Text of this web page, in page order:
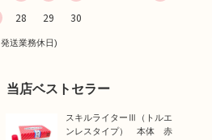
28 29 30
発送業務休日)
当店ベストセラー
スキルライターⅢ（トルエ
ンレスタイプ） 本体 赤